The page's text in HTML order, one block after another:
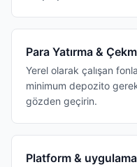
Para Yatırma &
Yerel olarak çalışan
minimum depozito
gözden geçirin.
Platform & uygulama